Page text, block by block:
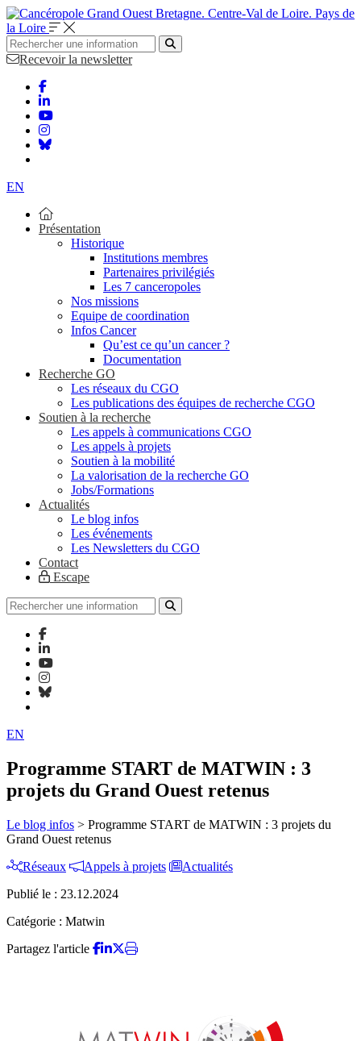
Bretagne. Centre-Val de Loire. Pays de
la Loire
Recevoir la newsletter
EN
Présentation
Historique
Institutions membres
Partenaires privilégiés
Les 7 canceropoles
Nos missions
Equipe de coordination
Infos Cancer
Qu’est ce qu’un cancer ?
Documentation
Recherche GO
Les réseaux du CGO
Les publications des équipes de recherche CGO
Soutien à la recherche
Les appels à communications CGO
Les appels à projets
Soutien à la mobilité
La valorisation de la recherche GO
Jobs/Formations
Actualités
Le blog infos
Les événements
Les Newsletters du CGO
Contact
Escape
EN
Programme START de MATWIN : 3
projets du Grand Ouest retenus
Le blog infos > Programme START de MATWIN : 3 projets du
Grand Ouest retenus
Réseaux
Appels à projets
Actualités
Publié le : 23.12.2024
Catégorie : Matwin
Partagez l'article